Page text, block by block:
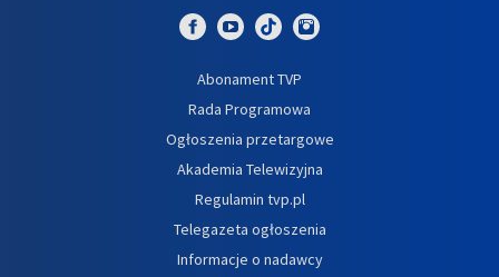
Abonament TVP
Rada Programowa
Ogłoszenia przetargowe
Akademia Telewizyjna
Regulamin tvp.pl
Telegazeta ogłoszenia
Informacje o nadawcy